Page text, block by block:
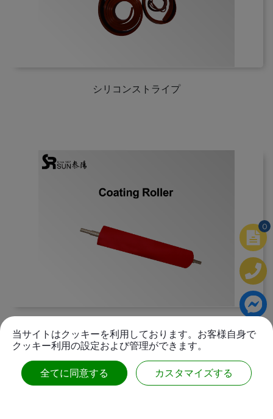
シリコンストライプ
コーティングローラー
0
当サイトはクッキーを利用しております。お客様自身で
クッキー利用の設定および管理ができます。
全てに同意する カスタマイズする